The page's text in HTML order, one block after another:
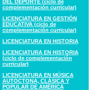
DEL DEPORTE (ciclo de
complementación curricular)
LICENCIATURA EN GESTIÓN
EDUCATIVA (ciclo de
complementación curricular)
LICENCIATURA EN HISTORIA
LICENCIATURA EN HISTORIA
(ciclo de complementación
curricular)
LICENCIATURA EN MÚSICA
AUTÓCTONA, CLÁSICA Y
POPULAR DE AMÉRICA